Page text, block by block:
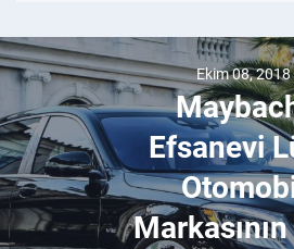
Ekim 08, 2018
Efsanevi